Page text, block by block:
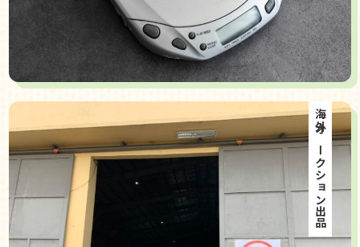
海外オークション出品